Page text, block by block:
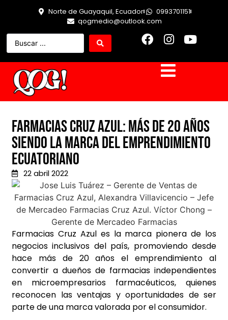
Norte de Guayaquil, Ecuador
0993701151
qogmedio@outlook.com
Farmacias Cruz Azul: Más de 20 años
siendo la marca del emprendimiento
ecuatoriano
22 abril 2022
Farmacias Cruz Azul es la marca pionera de los
negocios inclusivos del país, promoviendo desde
hace más de 20 años el emprendimiento al
convertir a dueños de farmacias independientes
en microempresarios farmacéuticos, quienes
reconocen las ventajas y oportunidades de ser
parte de una marca valorada por el consumidor.